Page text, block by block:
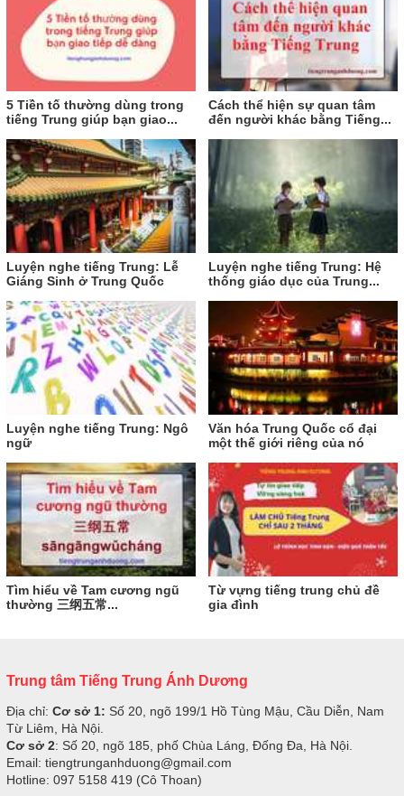
5 Tiền tố thường dùng trong
tiếng Trung giúp bạn giao...
Cách thể hiện sự quan tâm
đến người khác bằng Tiếng...
Luyện nghe tiếng Trung: Lễ
Giáng Sinh ở Trung Quốc
Luyện nghe tiếng Trung: Hệ
thống giáo dục của Trung...
Luyện nghe tiếng Trung: Ngô
ngữ
Văn hóa Trung Quốc cổ đại
một thế giới riêng của nó
Tìm hiểu về Tam cương ngũ
thường 三纲五常...
Từ vựng tiếng trung chủ đề
gia đình
Trung tâm Tiếng Trung Ánh Dương
Địa chỉ: Cơ sở 1: Số 20, ngõ 199/1 Hồ Tùng Mậu, Cầu Diễn, Nam
Từ Liêm, Hà Nội.
Cơ sở 2: Số 20, ngõ 185, phố Chùa Láng, Đống Đa, Hà Nội.
Email: tiengtrunganhduong@gmail.com
Hotline: 097 5158 419 (Cô Thoan)